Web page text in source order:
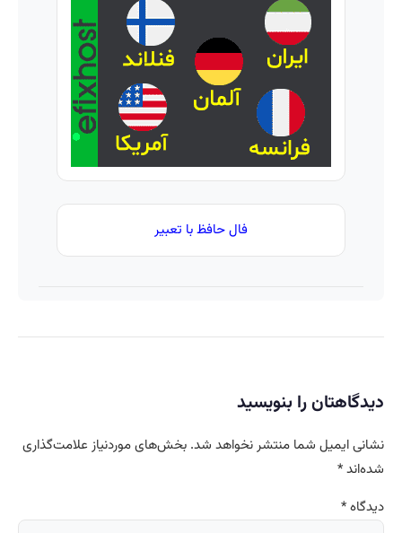
اقدام
کن (
ثبت
نام
کن )
فال حافظ با تعبیر
دیدگاهتان را بنویسید
نشانی ایمیل شما منتشر نخواهد شد. بخش‌های موردنیاز علامت‌گذاری
شده‌اند*
دیدگاه*